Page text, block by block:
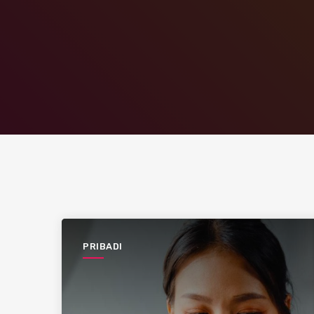
PRIBADI